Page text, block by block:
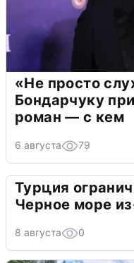
«Не просто
Бондарчуку
роман — с кем
6 августа 79
Турция
Черное море
8 августа 0